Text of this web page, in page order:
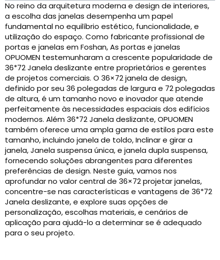
No reino da arquitetura moderna e design de interiores,
a escolha das janelas desempenha um papel
fundamental no equilíbrio estético, funcionalidade, e
utilização do espaço. Como fabricante profissional de
portas e janelas em Foshan, As portas e janelas
OPUOMEN testemunharam a crescente popularidade de
36*72 Janela deslizante entre proprietários e gerentes
de projetos comerciais. O 36×72 janela de design,
definido por seu 36 polegadas de largura e 72 polegadas
de altura, é um tamanho novo e inovador que atende
perfeitamente às necessidades espaciais dos edifícios
modernos. Além 36*72 Janela deslizante, OPUOMEN
também oferece uma ampla gama de estilos para este
tamanho, incluindo janela de toldo, Inclinar e girar a
janela, Janela suspensa única, e janela dupla suspensa,
fornecendo soluções abrangentes para diferentes
preferências de design. Neste guia, vamos nos
aprofundar no valor central de 36×72 projetar janelas,
concentre-se nas características e vantagens de 36*72
Janela deslizante, e explore suas opções de
personalização, escolhas materiais, e cenários de
aplicação para ajudá-lo a determinar se é adequado
para o seu projeto.